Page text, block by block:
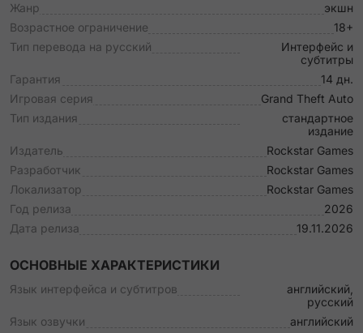
Жанр
экшн
Возрастное ограничение
18+
Тип перевода на русский
Интерфейс и
субтитры
Гарантия
14 дн.
Игровая серия
Grand Theft Auto
Тип издания
стандартное
издание
Издатель
Rockstar Games
Разработчик
Rockstar Games
Локализатор
Rockstar Games
Год релиза
2026
Дата релиза
19.11.2026
ОСНОВНЫЕ ХАРАКТЕРИСТИКИ
Язык интерфейса и субтитров
английский,
русский
Язык озвучки
английский